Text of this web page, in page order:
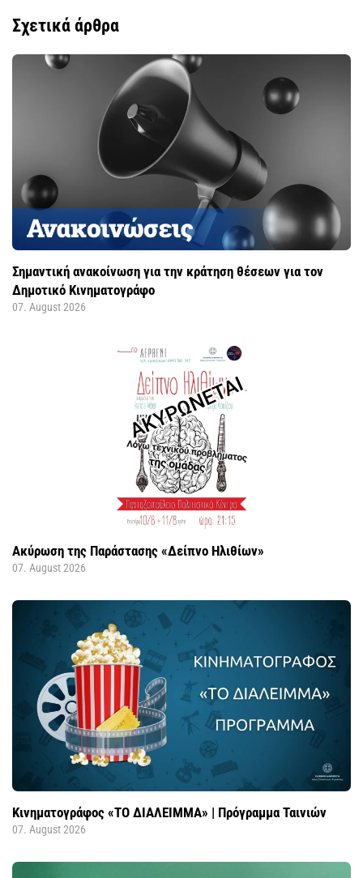
Σχετικά άρθρα
Σημαντική ανακοίνωση για την κράτηση θέσεων για τον
Δημοτικό Κινηματογράφο
07. August 2026
Ακύρωση της Παράστασης «Δείπνο Ηλιθίων»
07. August 2026
Κινηματογράφος «ΤΟ ΔΙΑΛΕΙΜΜΑ» | Πρόγραμμα Ταινιών
07. August 2026